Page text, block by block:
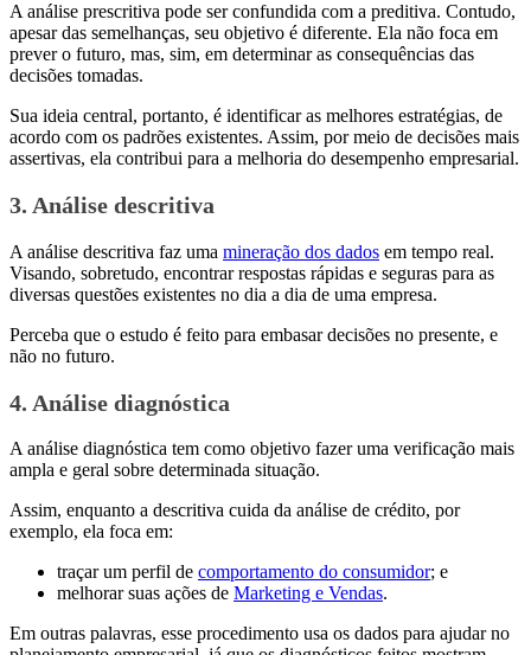
A análise prescritiva pode ser confundida com a preditiva. Contudo,
apesar das semelhanças, seu objetivo é diferente. Ela não foca em
prever o futuro, mas, sim, em determinar as consequências das
decisões tomadas.
Sua ideia central, portanto, é identificar as melhores estratégias, de
acordo com os padrões existentes. Assim, por meio de decisões mais
assertivas, ela contribui para a melhoria do desempenho empresarial.
3. Análise descritiva
A análise descritiva faz uma mineração dos dados em tempo real.
Visando, sobretudo, encontrar respostas rápidas e seguras para as
diversas questões existentes no dia a dia de uma empresa.
Perceba que o estudo é feito para embasar decisões no presente, e
não no futuro.
4. Análise diagnóstica
A análise diagnóstica tem como objetivo fazer uma verificação mais
ampla e geral sobre determinada situação.
Assim, enquanto a descritiva cuida da análise de crédito, por
exemplo, ela foca em:
traçar um perfil de comportamento do consumidor; e
melhorar suas ações de Marketing e Vendas.
Em outras palavras, esse procedimento usa os dados para ajudar no